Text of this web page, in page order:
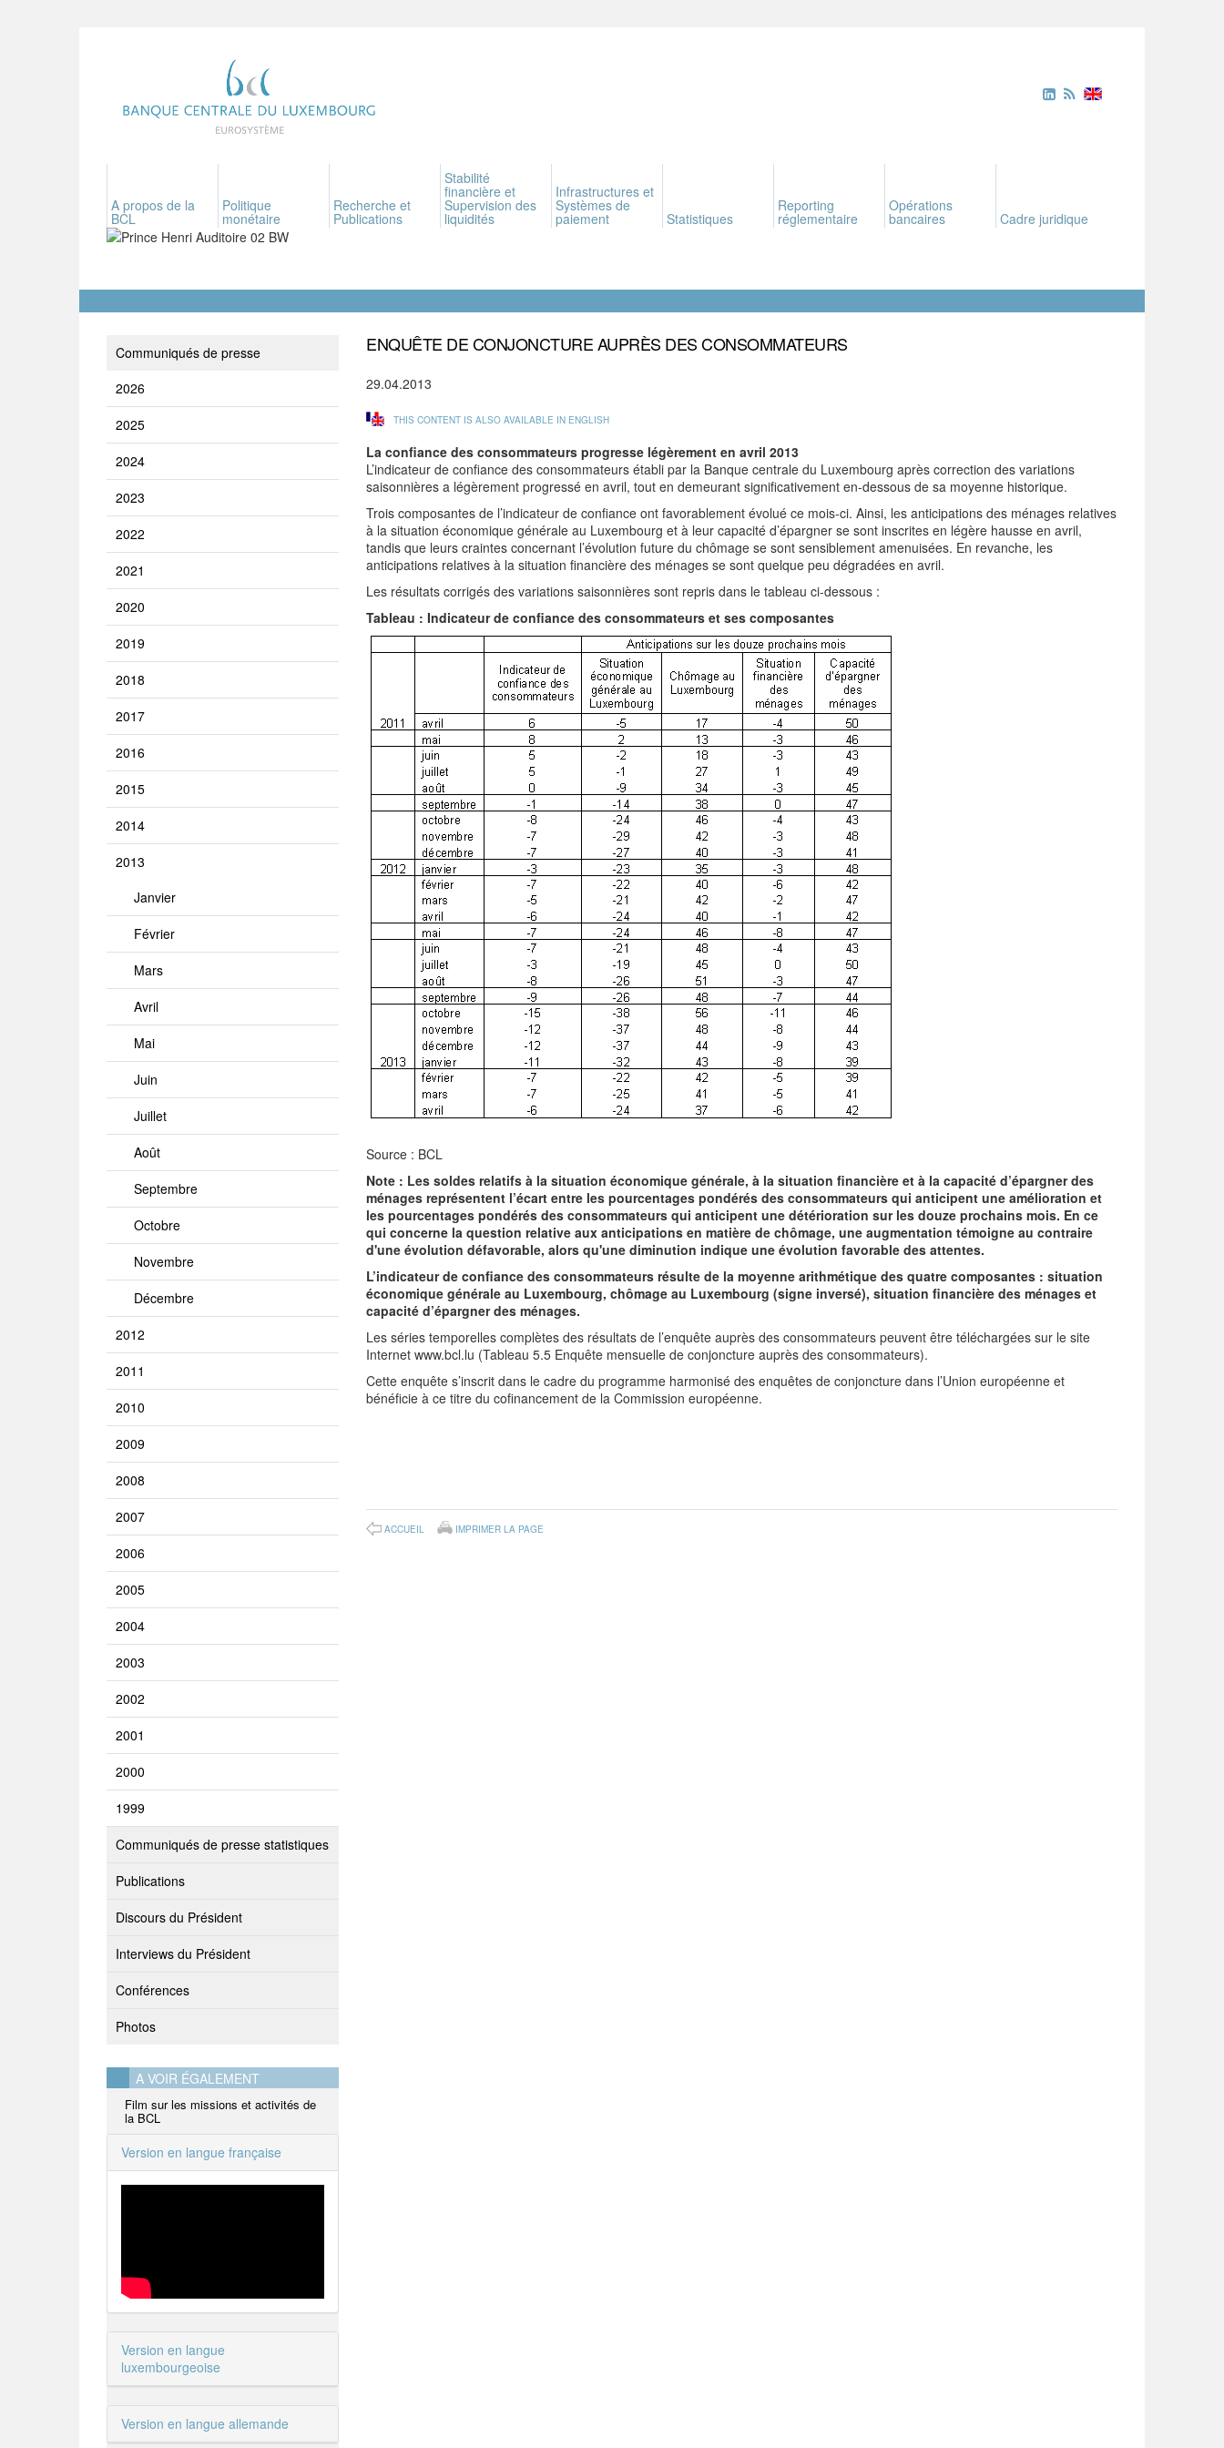
A propos de la
BCL
Politique
monétaire
Recherche et
Publications
Stabilité
financière et
Supervision des
liquidités
Infrastructures et
Systèmes de
paiement Statistiques
Reporting
réglementaire
Opérations
bancaires Cadre juridique
Communiqués de presse
2026
2025
2024
2023
2022
2021
2020
2019
2018
2017
2016
2015
2014
2013
Janvier
Février
Mars
Avril
Mai
Juin
Juillet
Août
Septembre
Octobre
Novembre
Décembre
2012
2011
2010
2009
2008
2007
2006
2005
2004
2003
2002
2001
2000
1999
Communiqués de presse statistiques
Publications
Discours du Président
Interviews du Président
Conférences
Photos
A VOIR ÉGALEMENT
Film sur les missions et activités de
la BCL
Version en langue française
Version en langue
luxembourgeoise
Version en langue allemande
ENQUÊTE DE CONJONCTURE AUPRÈS DES CONSOMMATEURS
29.04.2013
THIS CONTENT IS ALSO AVAILABLE IN ENGLISH
La confiance des consommateurs progresse légèrement en avril 2013
L’indicateur de confiance des consommateurs établi par la Banque centrale du Luxembourg après correction des variations
saisonnières a légèrement progressé en avril, tout en demeurant significativement en-dessous de sa moyenne historique.
Trois composantes de l’indicateur de confiance ont favorablement évolué ce mois-ci. Ainsi, les anticipations des ménages relatives
à la situation économique générale au Luxembourg et à leur capacité d’épargner se sont inscrites en légère hausse en avril,
tandis que leurs craintes concernant l’évolution future du chômage se sont sensiblement amenuisées. En revanche, les
anticipations relatives à la situation financière des ménages se sont quelque peu dégradées en avril.
Les résultats corrigés des variations saisonnières sont repris dans le tableau ci-dessous :
Tableau : Indicateur de confiance des consommateurs et ses composantes
Source : BCL
Note : Les soldes relatifs à la situation économique générale, à la situation financière et à la capacité d’épargner des
ménages représentent l’écart entre les pourcentages pondérés des consommateurs qui anticipent une amélioration et
les pourcentages pondérés des consommateurs qui anticipent une détérioration sur les douze prochains mois. En ce
qui concerne la question relative aux anticipations en matière de chômage, une augmentation témoigne au contraire
d'une évolution défavorable, alors qu'une diminution indique une évolution favorable des attentes.
L’indicateur de confiance des consommateurs résulte de la moyenne arithmétique des quatre composantes : situation
économique générale au Luxembourg, chômage au Luxembourg (signe inversé), situation financière des ménages et
capacité d’épargner des ménages.
Les séries temporelles complètes des résultats de l’enquête auprès des consommateurs peuvent être téléchargées sur le site
Internet www.bcl.lu (Tableau 5.5 Enquête mensuelle de conjoncture auprès des consommateurs).
Cette enquête s’inscrit dans le cadre du programme harmonisé des enquêtes de conjoncture dans l’Union européenne et
bénéficie à ce titre du cofinancement de la Commission européenne.
ACCUEIL IMPRIMER LA PAGE